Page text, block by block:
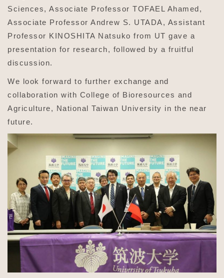
Sciences, Associate Professor TOFAEL Ahamed,
Associate Professor Andrew S. UTADA, Assistant
Professor KINOSHITA Natsuko from UT gave a
presentation for research, followed by a fruitful
discussion.
We look forward to further exchange and
collaboration with College of Bioresources and
Agriculture, National Taiwan University in the near
future.